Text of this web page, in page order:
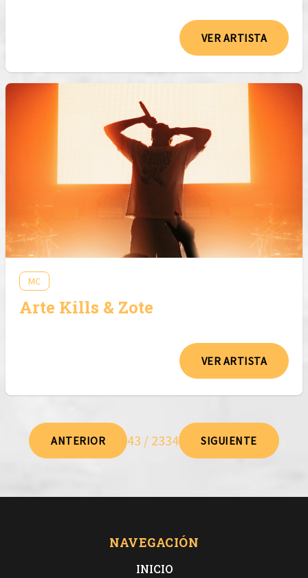
VER ARTISTA
MC
Arte Kills & Zote
VER ARTISTA
ANTERIOR 43 / 2334 SIGUIENTE
NAVEGACIÓN
INICIO